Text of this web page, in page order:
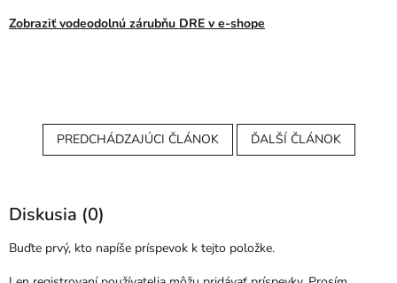
Zobraziť vodeodolnú zárubňu DRE v e-shope
PREDCHÁDZAJÚCI ČLÁNOK ĎALŠÍ ČLÁNOK
Diskusia (0)
Buďte prvý, kto napíše príspevok k tejto položke.